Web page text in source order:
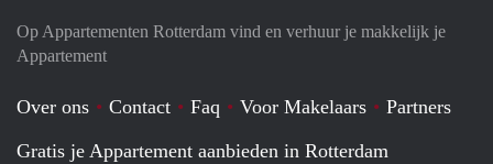
Op Appartementen Rotterdam vind en verhuur je makkelijk je
Appartement
Over ons Contact Faq Voor Makelaars
Partners
Gratis je Appartement aanbieden in Rotterdam